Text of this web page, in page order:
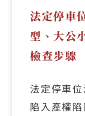
法定停車
型、大公
檢查步驟
法定停車
陷入產權